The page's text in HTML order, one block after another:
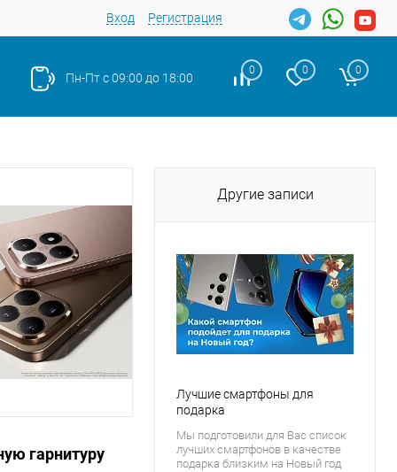
Вход Регистрация
Пн-Пт с 09:00 до 18:00
0 0 0
гарнитуру
Другие записи
Лучшие смартфоны для
подарка
Мы подготовили для Вас список
лучших смартфонов в качестве
подарка близким на Новый год